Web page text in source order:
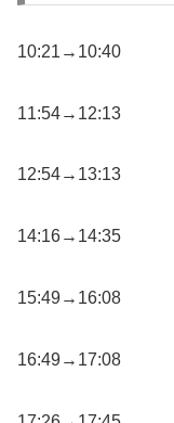
10:21→10:40
11:54→12:13
12:54→13:13
14:16→14:35
15:49→16:08
16:49→17:08